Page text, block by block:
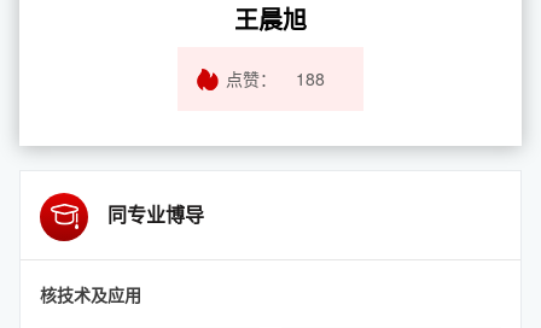
王晨旭
点赞： 188
同专业博导
核技术及应用